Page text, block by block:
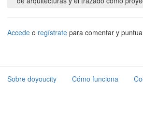
Accede o regístrate para comentar y
Sobre doyoucity Cómo funciona